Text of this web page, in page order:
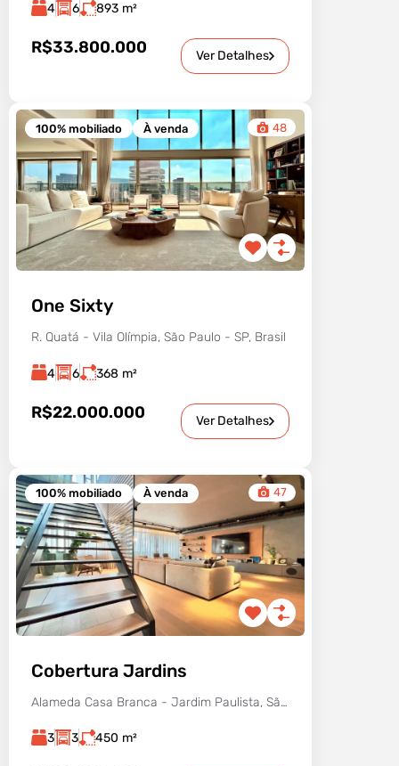
4 6 893 m²
R$33.800.000 Ver Detalhes
100% mobiliado À venda 48
One Sixty
R. Quatá - Vila Olímpia, São Paulo - SP, Brasil
4 6 368 m²
R$22.000.000 Ver Detalhes
100% mobiliado À venda 47
Cobertura Jardins
Alameda Casa Branca - Jardim Paulista, São Paulo - SP, Brasil
3 3 450 m²